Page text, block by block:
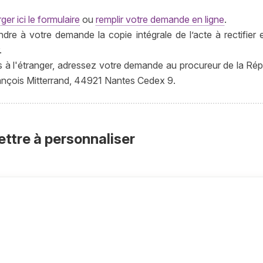
ici le formulaire ou remplir votre demande en ligne.
à votre demande la copie intégrale de l’acte à
l'étranger, adressez votre demande au procureur de la
Mitterrand, 44921 Nantes Cedex 9.
à personnaliser